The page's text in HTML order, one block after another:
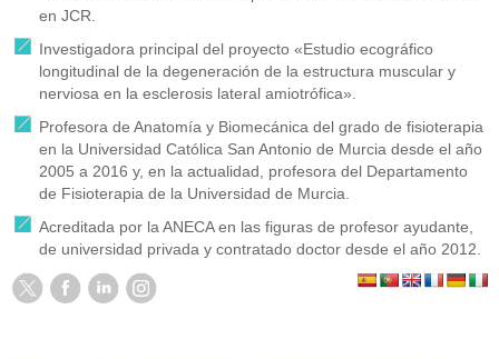
en JCR.
Investigadora principal del proyecto «Estudio ecográfico
longitudinal de la degeneración de la estructura muscular y
nerviosa en la esclerosis lateral amiotrófica».
Profesora de Anatomía y Biomecánica del grado de fisioterapia
en la Universidad Católica San Antonio de Murcia desde el año
2005 a 2016 y, en la actualidad, profesora del Departamento
de Fisioterapia de la Universidad de Murcia.
Acreditada por la ANECA en las figuras de profesor ayudante,
de universidad privada y contratado doctor desde el año 2012.